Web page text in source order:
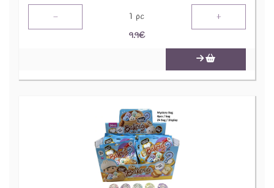
- 1 pc +
9.9€